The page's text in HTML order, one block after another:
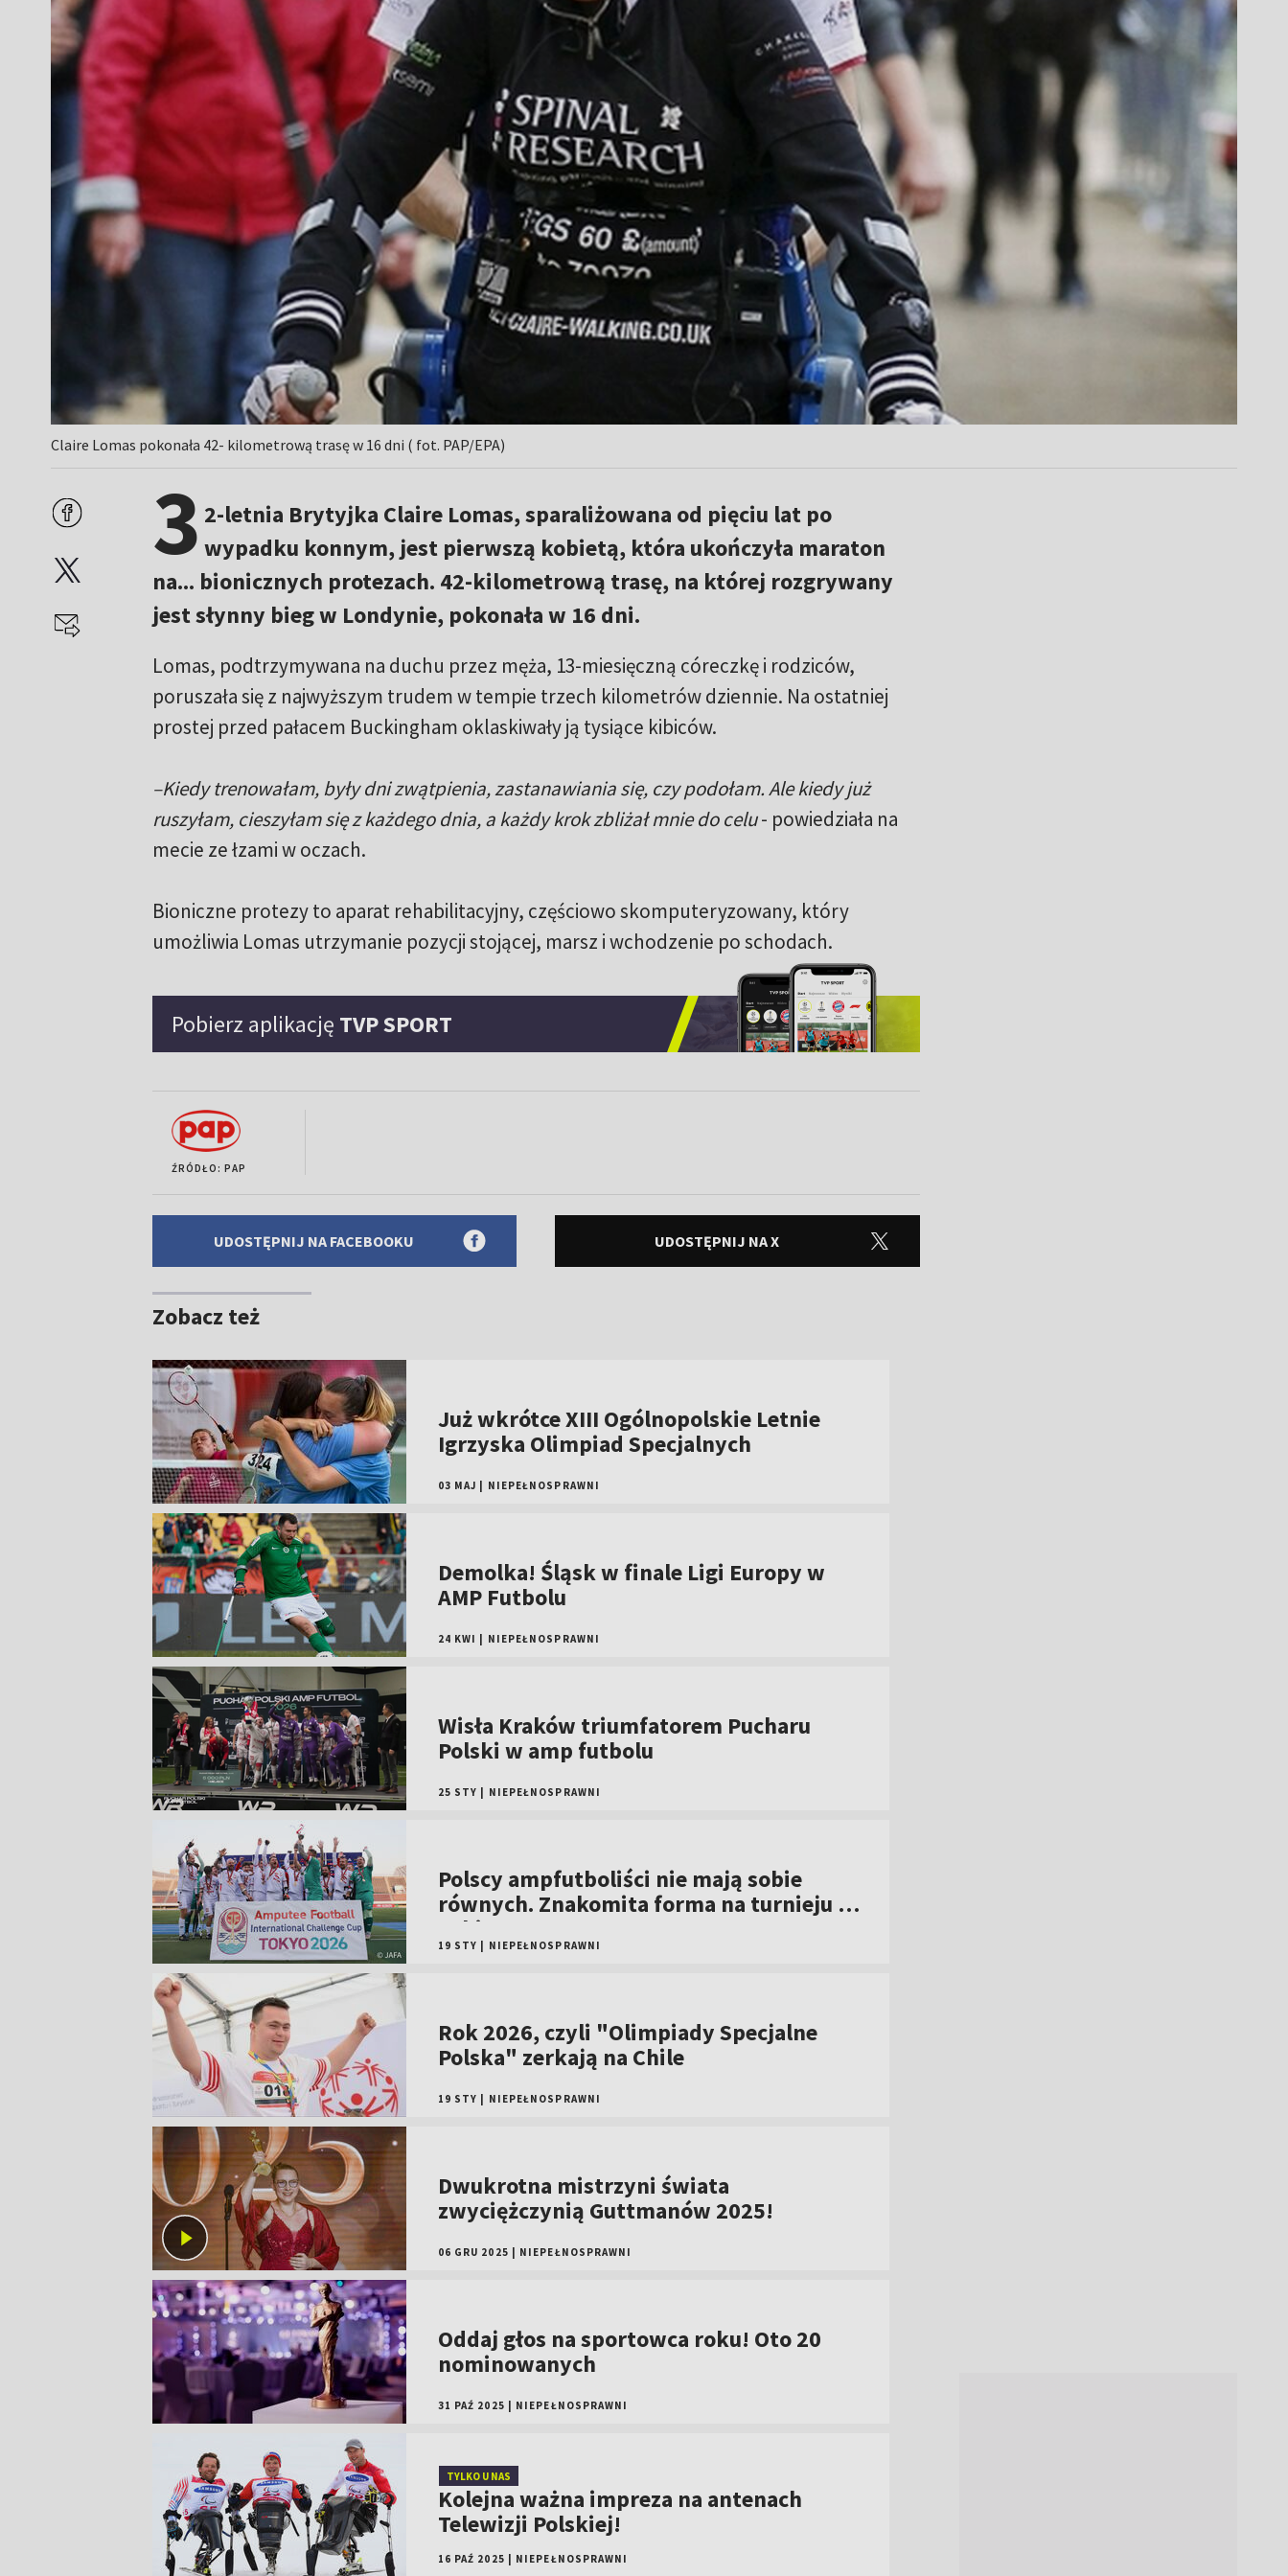
Claire Lomas pokonała 42- kilometrową trasę w 16 dni ( fot. PAP/EPA)
3 2-letnia Brytyjka Claire Lomas, sparaliżowana od pięciu lat po
wypadku konnym, jest pierwszą kobietą, która ukończyła maraton
na... bionicznych protezach. 42-kilometrową trasę, na której rozgrywany
jest słynny bieg w Londynie, pokonała w 16 dni.
Lomas, podtrzymywana na duchu przez męża, 13-miesięczną córeczkę i rodziców,
poruszała się z najwyższym trudem w tempie trzech kilometrów dziennie. Na ostatniej
prostej przed pałacem Buckingham oklaskiwały ją tysiące kibiców.
–Kiedy trenowałam, były dni zwątpienia, zastanawiania się, czy podołam. Ale kiedy już
ruszyłam, cieszyłam się z każdego dnia, a każdy krok zbliżał mnie do celu- powiedziała na
mecie ze łzami w oczach.
Bioniczne protezy to aparat rehabilitacyjny, częściowo skomputeryzowany, który
umożliwia Lomas utrzymanie pozycji stojącej, marsz i wchodzenie po schodach.
Pobierz aplikację TVP SPORT
ŹRÓDŁO: PAP
UDOSTĘPNIJ NA FACEBOOKU UDOSTĘPNIJ NA X
Zobacz też
Już wkrótce XIII Ogólnopolskie Letnie
Igrzyska Olimpiad Specjalnych
03 MAJ NIEPEŁNOSPRAWNI
Demolka! Śląsk w finale Ligi Europy w
AMP Futbolu
24 KWI NIEPEŁNOSPRAWNI
Wisła Kraków triumfatorem Pucharu
Polski w amp futbolu
25 STY NIEPEŁNOSPRAWNI
Polscy ampfutboliści nie mają sobie
równych. Znakomita forma na turnieju w
Tokio
19 STY NIEPEŁNOSPRAWNI
Rok 2026, czyli "Olimpiady Specjalne
Polska" zerkają na Chile
19 STY NIEPEŁNOSPRAWNI
Dwukrotna mistrzyni świata
zwyciężczynią Guttmanów 2025!
06 GRU 2025 NIEPEŁNOSPRAWNI
Oddaj głos na sportowca roku! Oto 20
nominowanych
31 PAŹ 2025 NIEPEŁNOSPRAWNI
TYLKO U NAS
Kolejna ważna impreza na antenach
Telewizji Polskiej!
16 PAŹ 2025 NIEPEŁNOSPRAWNI